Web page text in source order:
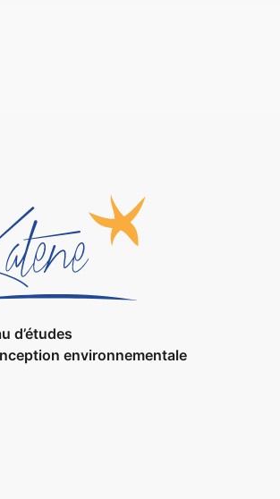
d’études
environnementale